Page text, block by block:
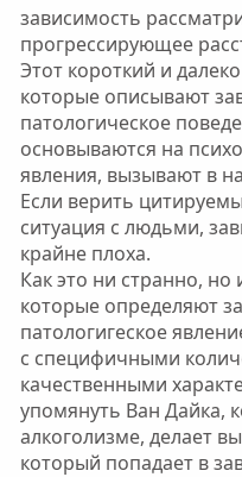
зависимость
прогрессирующее
Этот короткий и
которые описывают
патологическое
основываются на
явления, вызывают в
Если верить
ситуация с людьми,
крайне плоха.
Как это ни странно, но
которые определяют
патологигеское
с специфичными
качественными
упомянуть Ван Дайка,
алкоголизме, делает
который попадает в